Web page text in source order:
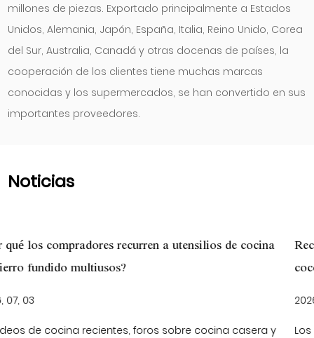
millones de piezas. Exportado principalmente a Estados
Unidos, Alemania, Japón, España, Italia, Reino Unido, Corea
del Sur, Australia, Canadá y otras docenas de países, la
cooperación de los clientes tiene muchas marcas
conocidas y los supermercados, se han convertido en sus
importantes proveedores.
Noticias
de cocina
casera y
Recetas de horno holandés de hierro
cocción lenta
Los métodos de cocción que implican